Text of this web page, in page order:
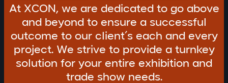
At XCON, we are dedicated to go above
and beyond to ensure a successful
outcome to our client’s each and every
project. We strive to provide a turnkey
solution for your entire exhibition and
trade show needs.